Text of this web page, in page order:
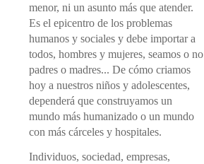
menor, ni un asunto más que atender.
Es el epicentro de los problemas
humanos y sociales y debe importar a
todos, hombres y mujeres, seamos o no
padres o madres... De cómo criamos
hoy a nuestros niños y adolescentes,
dependerá que construyamos un
mundo más humanizado o un mundo
con más cárceles y hospitales.
Individuos, sociedad, empresas,